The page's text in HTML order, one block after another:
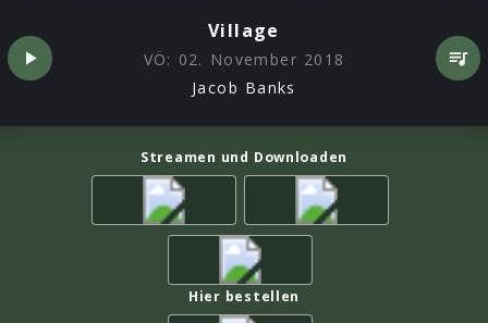
Village
VÖ: 02. November 2018
Jacob Banks
Streamen und Downloaden
Hier bestellen